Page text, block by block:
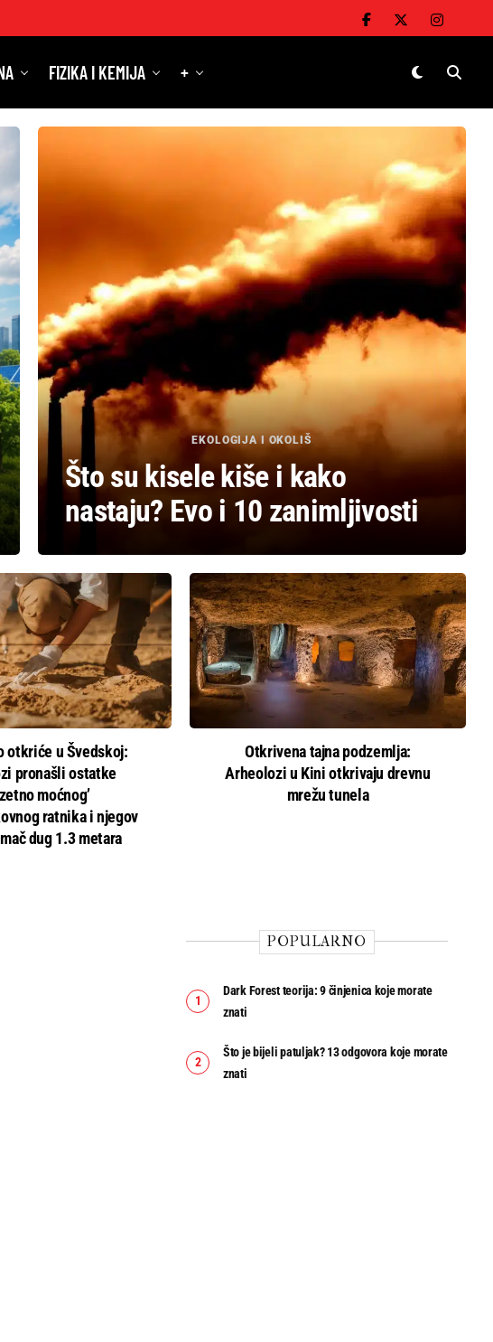
FIZIKA I KEMIJA +
EKOLOGIJA I OKOLIŠ
Što su kisele kiše i kako
nastaju? Evo i 10 zanimljivosti
otkriće u Švedskoj:
pronašli ostatke
moćnog’
ratnika i njegov
dug 1.3 metara
Otkrivena tajna podzemlja:
Arheolozi u Kini otkrivaju drevnu
mrežu tunela
POPULARNO
Dark Forest teorija: 9 činjenica koje morate
znati
Što je bijeli patuljak? 13 odgovora koje morate
znati